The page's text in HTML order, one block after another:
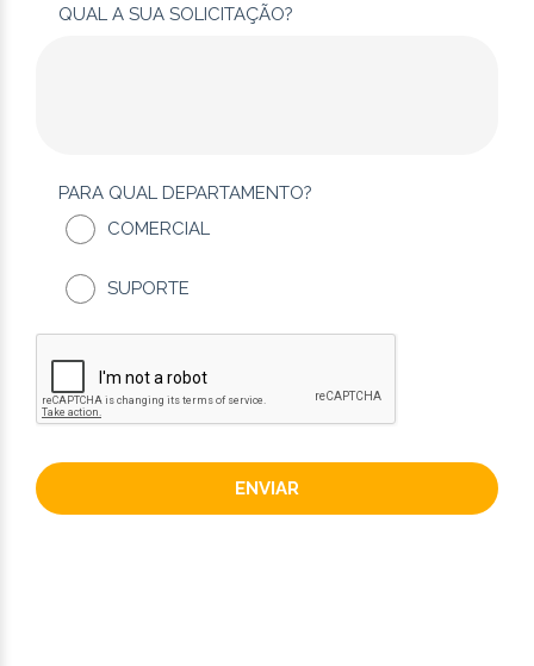
QUAL A SUA SOLICITAÇÃO?
PARA QUAL DEPARTAMENTO?
COMERCIAL
SUPORTE
ENVIAR